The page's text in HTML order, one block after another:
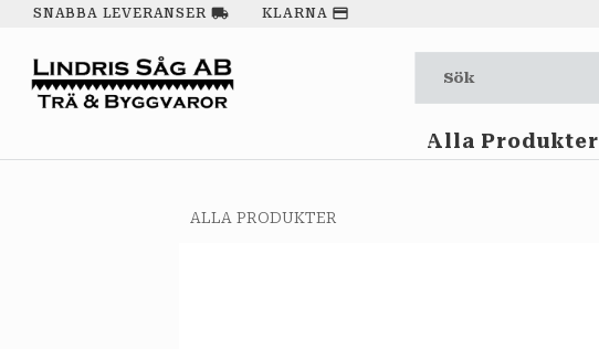
SNABBA LEVERANSER local_shipping KLARNA payment
Alla Produkter
ALLA PRODUKTER